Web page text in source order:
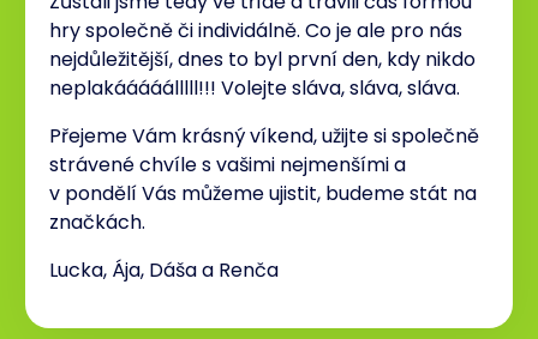
hry společně či individálně. Co je ale pro nás
nejdůležitější, dnes to byl první den, kdy nikdo
neplakááááálllll!!! Volejte sláva, sláva, sláva.
Přejeme Vám krásný víkend, užijte si společně
strávené chvíle s vašimi nejmenšími a
v pondělí Vás můžeme ujistit, budeme stát na
značkách.
Lucka, Ája, Dáša a Renča